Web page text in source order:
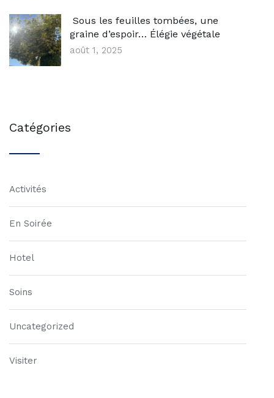
Sous les feuilles tombées, une
graine d’espoir… Élégie végétale
août 1, 2025
Catégories
Activités
En Soirée
Hotel
Soins
Uncategorized
Visiter